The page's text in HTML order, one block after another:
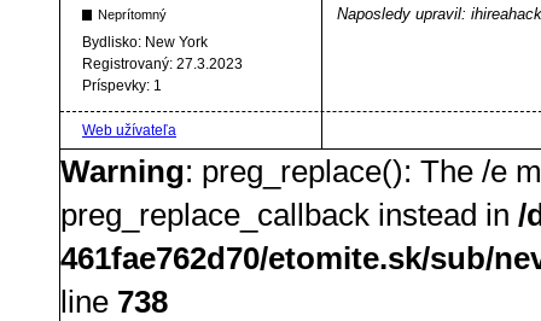
Neprítomný
Bydlisko: New York
Registrovaný: 27.3.2023
Príspevky: 1
Naposledy upravil:
Web užívateľa
Warning: preg_replace(): The /e
preg_replace_callback instead in /
461fae762d70/etomite.sk/sub/
line 738